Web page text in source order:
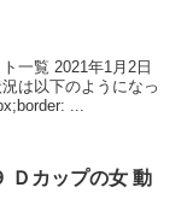
一覧 2021年1月2日
は以下のようになっ
...
Ｄカップの女 動